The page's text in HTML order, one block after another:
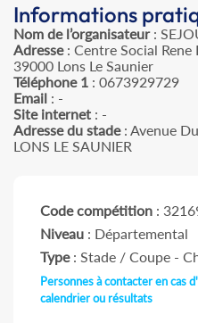
Informations
Nom de l’organisateur:
Adresse: Centre Social Rene
39000 Lons Le Saunier
Téléphone 1 : 0673929729
Email : -
Site internet : -
Adresse du stade: Avenue
LONS LE SAUNIER
Code compétition :
Niveau : Départemental
Type: Stade / Coupe -
Personnes à contacter en cas
calendrier ou résultats